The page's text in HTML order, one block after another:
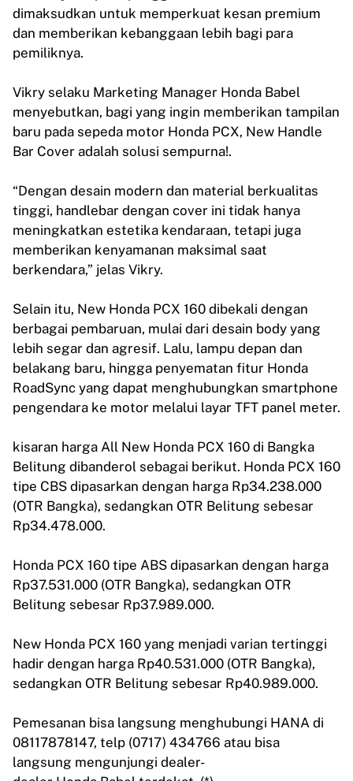
dimaksudkan untuk memperkuat kesan premium
dan memberikan kebanggaan lebih bagi para
pemiliknya.
Vikry selaku Marketing Manager Honda Babel
menyebutkan, bagi yang ingin memberikan tampilan
baru pada sepeda motor Honda PCX, New Handle
Bar Cover adalah solusi sempurna!.
“Dengan desain modern dan material berkualitas
tinggi, handlebar dengan cover ini tidak hanya
meningkatkan estetika kendaraan, tetapi juga
memberikan kenyamanan maksimal saat
berkendara,” jelas Vikry.
Selain itu, New Honda PCX 160 dibekali dengan
berbagai pembaruan, mulai dari desain body yang
lebih segar dan agresif. Lalu, lampu depan dan
belakang baru, hingga penyematan fitur Honda
RoadSync yang dapat menghubungkan smartphone
pengendara ke motor melalui layar TFT panel meter.
kisaran harga All New Honda PCX 160 di Bangka
Belitung dibanderol sebagai berikut. Honda PCX 160
tipe CBS dipasarkan dengan harga Rp34.238.000
(OTR Bangka), sedangkan OTR Belitung sebesar
Rp34.478.000.
Honda PCX 160 tipe ABS dipasarkan dengan harga
Rp37.531.000 (OTR Bangka), sedangkan OTR
Belitung sebesar Rp37.989.000.
New Honda PCX 160 yang menjadi varian tertinggi
hadir dengan harga Rp40.531.000 (OTR Bangka),
sedangkan OTR Belitung sebesar Rp40.989.000.
Pemesanan bisa langsung menghubungi HANA di
08117878147, telp (0717) 434766 atau bisa
langsung mengunjungi dealer-